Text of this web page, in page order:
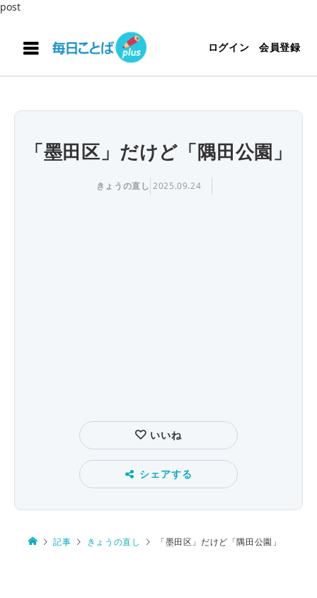
post
ログイン 会員登録
「墨田区」だけど「隅田公園」
きょうの直し 2025.09.24
いいね
シェアする
記事 きょうの直し 「墨田区」だけど「隅田公園」